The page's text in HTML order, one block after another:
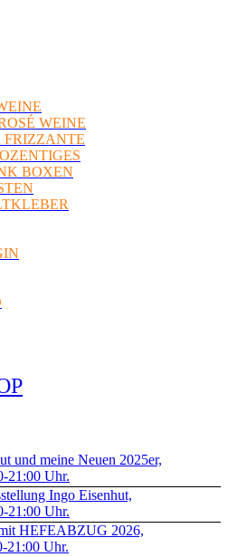
WEINE
FRIZZANTE
BOXEN
und meine Neuen 2025er,
21:00 Uhr.
Ingo Eisenhut,
21:00 Uhr.
HEFEABZUG 2026,
21:00 Uhr.